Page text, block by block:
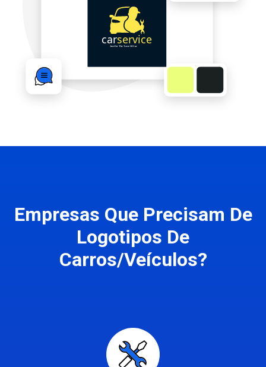
Empresas Que Precisam De
Logotipos De
Carros/Veículos?